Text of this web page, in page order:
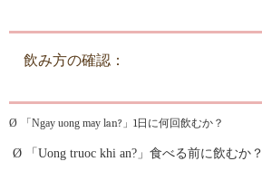
飲み方の確認：
「 Ngay uong may lan? 」 1日に何回飲むか？
Ø 「 Uong truoc khi an? 」食べる前に飲むか？